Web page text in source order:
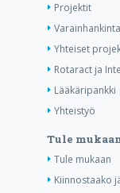
Projektit
Yhteiset
Rotaract ja
Lääkäripankki
Yhteistyö
Tule
Tule mukaan
Kiinnostaako